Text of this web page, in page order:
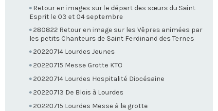
Retour en images sur le départ des sœurs du Saint-
Esprit le 03 et 04 septembre
280822 Retour en image sur les Vêpres animées par
les petits Chanteurs de Saint Ferdinand des Ternes
20220714 Lourdes Jeunes
20220715 Messe Grotte KTO
20220714 Lourdes Hospitalité Diocésaine
20220713 De Blois à Lourdes
20220715 Lourdes Messe à la grotte